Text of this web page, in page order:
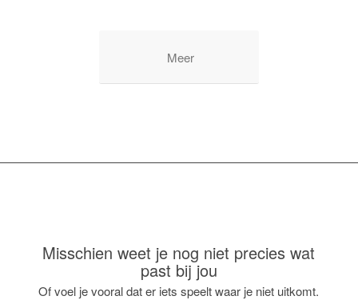
Meer
Misschien weet je nog niet precies wat
past bij jou
Of voel je vooral dat er iets speelt waar je niet uitkomt.